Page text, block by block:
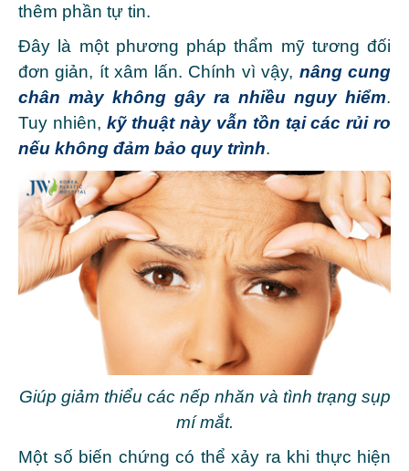
thêm phần tự tin.
Đây là một phương pháp thẩm mỹ tương đối
đơn giản, ít xâm lấn. Chính vì vậy, nâng cung
chân mày không gây ra nhiều nguy hiểm.
Tuy nhiên, kỹ thuật này vẫn tồn tại các rủi ro
nếu không đảm bảo quy trình.
Giúp giảm thiểu các nếp nhăn và tình trạng sụp
mí mắt.
Một số biến chứng có thể xảy ra khi thực hiện